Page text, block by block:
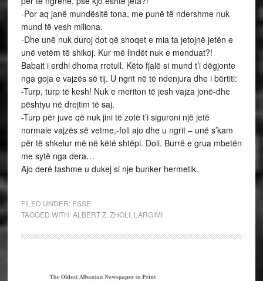
-Por aq janë mundësitë tona, me punë të ndershme nuk
mund të vesh miliona.
-Dhe unë nuk duroj dot që shoqet e mia ta jetojnë jetën e
unë vetëm të shikoj. Kur më lindët nuk e menduat?!
Babait i erdhi dhoma rrotull. Këto fjalë si mund t’i dëgjonte
nga goja e vajzës së tij. U ngrit në të ndenjura dhe i bërtiti:
-Turp, turp të kesh! Nuk e meriton të jesh vajza jonë-dhe
pështyu në drejtim të saj.
-Turp për juve që nuk jini të zotë t’i siguroni një jetë
normale vajzës së vetme,-foli ajo dhe u ngrit – unë s’kam
për të shkelur më në këtë shtëpi. Doli. Burrë e grua mbetën
me sytë nga dera…
Ajo derë tashme u dukej si nje bunker hermetik.
FILED UNDER: ESSE
TAGGED WITH:ALBERT Z. ZHOLI, LARGIMI